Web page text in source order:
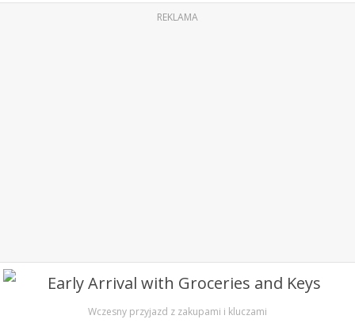
REKLAMA
Wczesny przyjazd z zakupami i kluczami